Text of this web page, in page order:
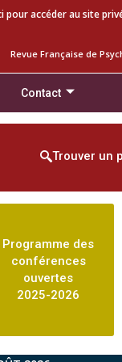
pour accéder au site
Revue Française de
Contact
Trouver un
Programme des
conférences
ouvertes
2025-2026